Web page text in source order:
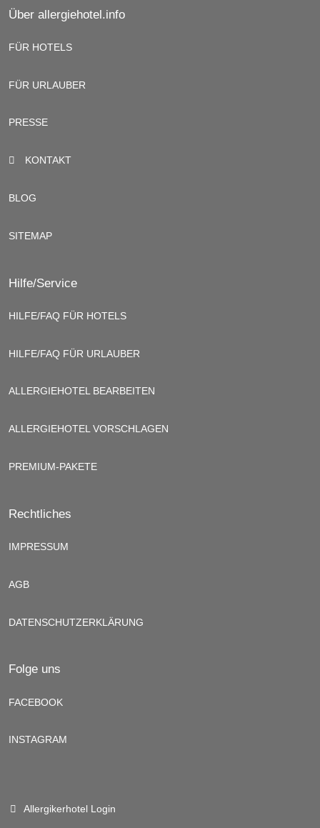
Über allergiehotel.info
FÜR HOTELS
FÜR URLAUBER
PRESSE
KONTAKT
BLOG
SITEMAP
Hilfe/Service
HILFE/FAQ FÜR HOTELS
HILFE/FAQ FÜR URLAUBER
ALLERGIEHOTEL BEARBEITEN
ALLERGIEHOTEL VORSCHLAGEN
PREMIUM-PAKETE
Rechtliches
IMPRESSUM
AGB
DATENSCHUTZERKLÄRUNG
Folge uns
FACEBOOK
INSTAGRAM
Allergikerhotel Login